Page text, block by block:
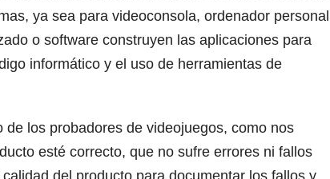
ya sea para videoconsola, ordenador
o software construyen las aplicaciones para
informático y el uso de herramientas de
de los probadores de videojuegos, como nos
esté correcto, que no sufre errores ni fallos
del producto para documentar los fallos y